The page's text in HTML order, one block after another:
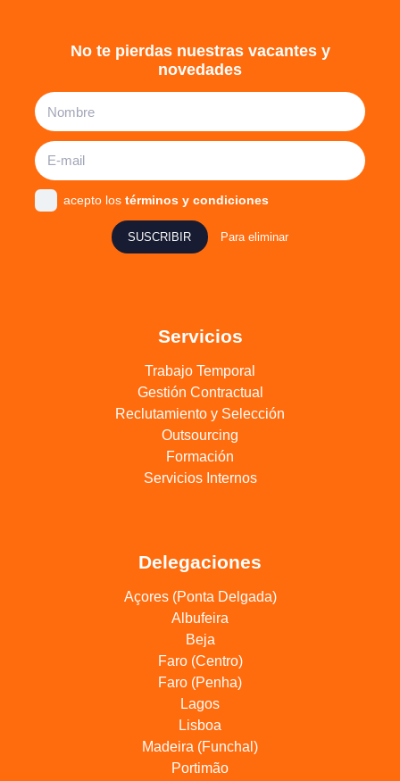
Servicios
Trabajo Temporal
Gestión Contractual
Reclutamiento y Selección
Outsourcing
Formación
Servicios Internos
Delegaciones
Açores (Ponta Delgada)
Albufeira
Beja
Faro (Centro)
Faro (Penha)
Lagos
Lisboa
Madeira (Funchal)
Portimão
No te pierdas nuestras vacantes y
novedades
acepto lostérminos y condiciones
SUSCRIBIR Para eliminar